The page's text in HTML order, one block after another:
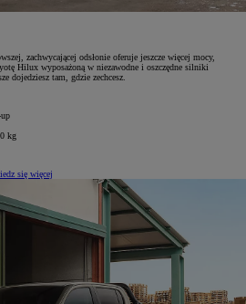
zachwycającej odsłonie oferuje jeszcze więcej mocy,
Hilux wyposażoną w niezawodne i oszczędne silniki
dojedziesz tam, gdzie zechcesz.
kg
się więcej